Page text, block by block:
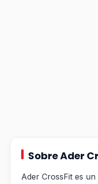
Sobre Ader
Ader CrossFit es